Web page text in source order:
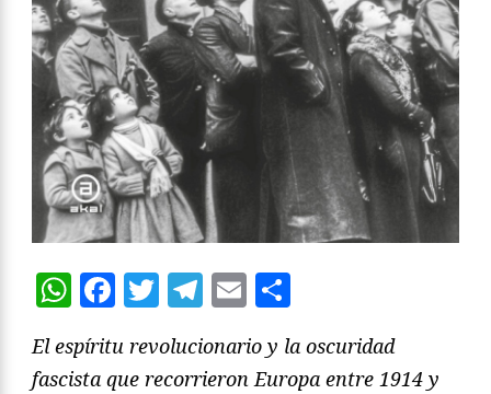
WhatsApp
Facebook
Twitter
Telegram
Email
El espíritu revolucionario y la oscuridad
fascista que recorrieron Europa entre 1914 y